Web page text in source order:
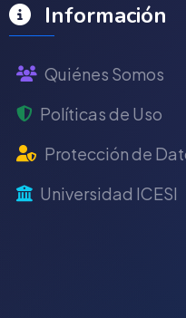
Información
Quiénes Somos
Políticas de Uso
Protección de
Universidad ICESI